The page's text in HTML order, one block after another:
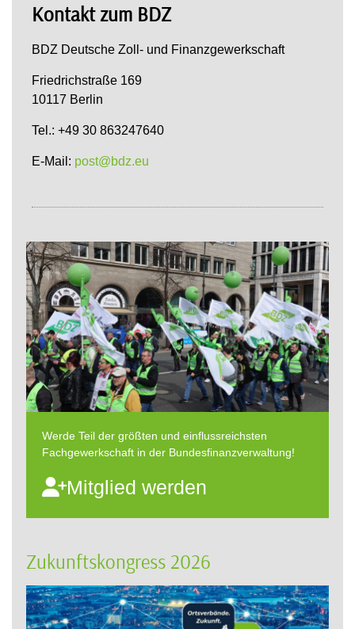
Kontakt zum BDZ
BDZ Deutsche Zoll- und Finanzgewerkschaft
Friedrichstraße 169
10117 Berlin
Tel.: +49 30 863247640
E-Mail: post@bdz.eu
Werde Teil der größten und einflussreichsten
Fachgewerkschaft in der Bundesfinanzverwaltung!
Mitglied werden
Zukunftskongress 2026